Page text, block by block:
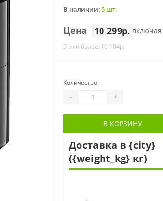
В наличии: 5 шт.
Цена 10 299р.
5 или более: 10 104р.
Количество:
- +
В КОРЗИНУ
Доставка в {city}
({weight_kg} кг)